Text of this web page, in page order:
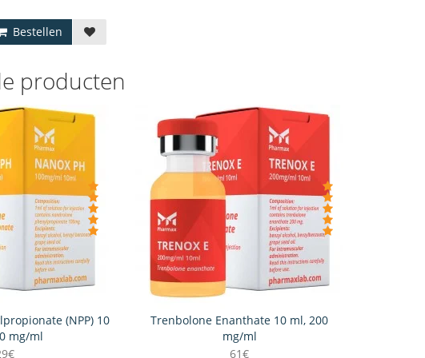
Bestellen
producten
(NPP) 10
mg/ml
Trenbolone Enanthate 10 ml, 200
mg/ml
61€